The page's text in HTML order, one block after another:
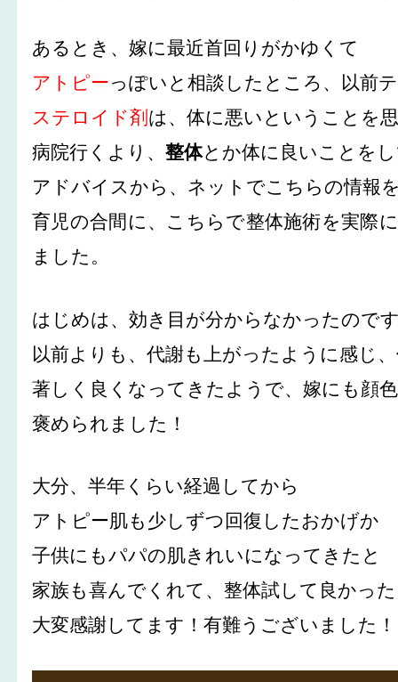
あるとき、嫁に最近首回りがかゆくて
アトピーっぽいと相談したところ、以前
ステロイド剤 は、体に悪いということを
病院行くより、整体とか体に良いことを
アドバイスから、ネットでこちらの情報
育児の合間に、こちらで整体施術を実際
ました。
はじめは、効き目が分からなかったので
以前よりも、代謝も上がったように感じ
著しく良くなってきたようで、嫁にも顔
褒められました！
大分、半年くらい経過してから
アトピー肌も少しずつ回復したおかげか
子供にもパパの肌きれいになってきたと
家族も喜んでくれて、整体試して良かっ
大変感謝してます！有難うございました！